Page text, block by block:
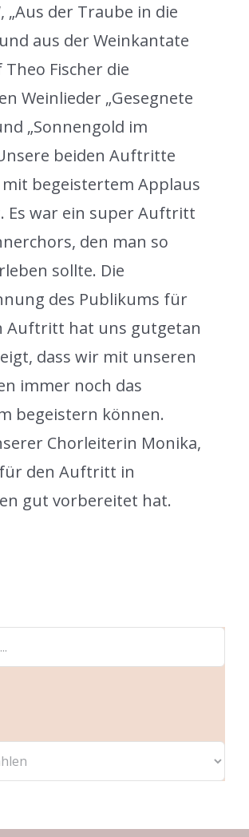
„Aus der Traube in die
aus der Weinkantate
Theo Fischer die
Weinlieder „Gesegnete
„Sonnengold im
beiden Auftritte
begeistertem Applaus
Es war ein super Auftritt
den man so
sollte. Die
des Publikums für
Auftritt hat uns gutgetan
dass wir mit unseren
immer noch das
begeistern können.
Chorleiterin Monika,
den Auftritt in
gut vorbereitet hat.